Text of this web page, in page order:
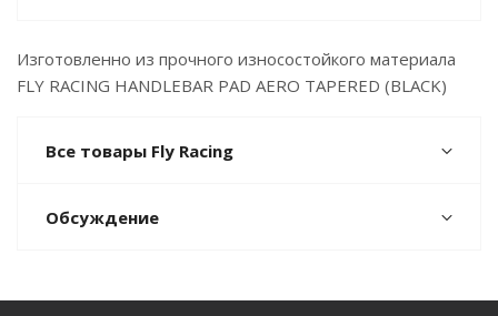
Изготовленно из прочного износостойкого материала
FLY RACING HANDLEBAR PAD AERO TAPERED (BLACK)
Все товары Fly Racing
Обсуждение